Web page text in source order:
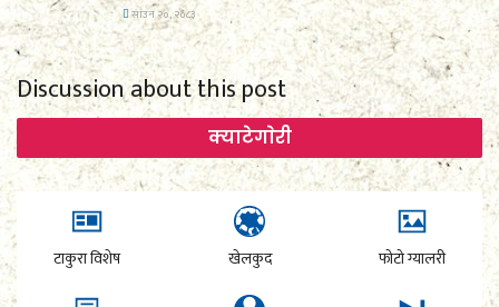
साउन २०, २०८३
Discussion about this post
क्याटेगाेरी
टाकुरा विशेष खेलकुद फोटो ग्यालरी